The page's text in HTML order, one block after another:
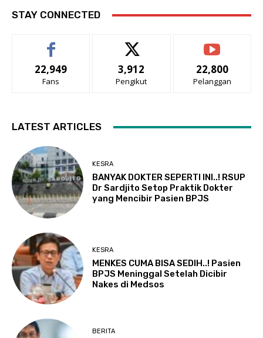
STAY CONNECTED
22,949
Fans
3,912
Pengikut
22,800
Pelanggan
LATEST ARTICLES
KESRA
BANYAK DOKTER SEPERTI INI..! RSUP
Dr Sardjito Setop Praktik Dokter
yang Mencibir Pasien BPJS
KESRA
MENKES CUMA BISA SEDIH..! Pasien
BPJS Meninggal Setelah Dicibir
Nakes di Medsos
BERITA